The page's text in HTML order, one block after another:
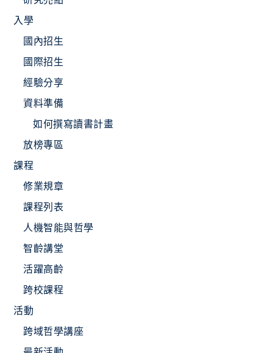
入學
國內招生
國際招生
經驗分享
資料準備
如何撰寫讀書計畫
放榜專區
課程
修業規章
課程列表
人機智能與哲學
智齡講堂
活躍高齡
跨校課程
活動
跨域哲學講座